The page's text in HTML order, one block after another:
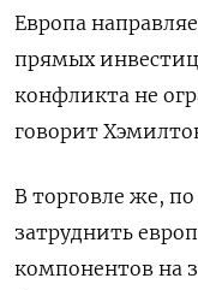
Европа
прямых
конфликта не
говорит
В торговле же,
затруднить
компонентов на